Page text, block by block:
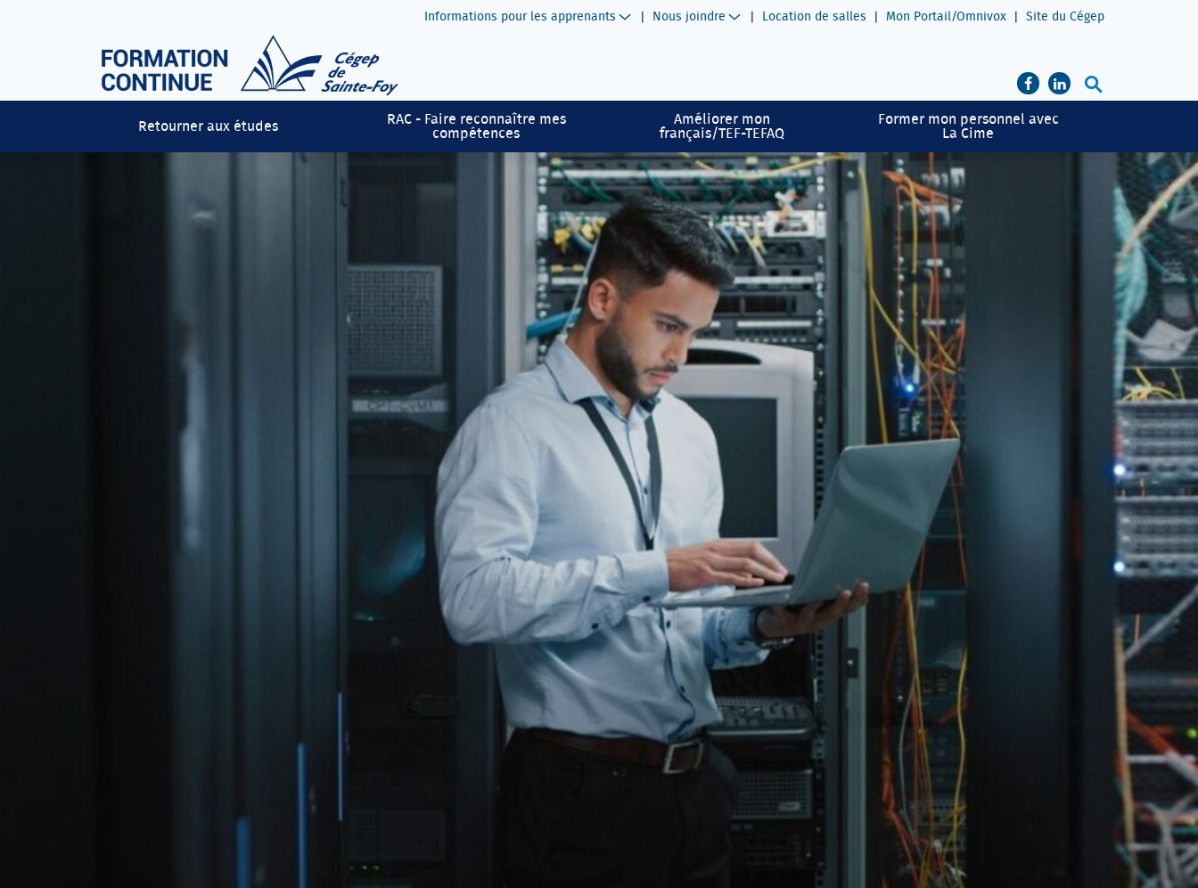
Informations pour les apprenants Nous joindre Location de salles Mon Portail/Omnivox Site du Cégep
PAGE FACEBOOK DE LA
LINKEDIN DU
Recherche
Retourner aux études RAC - Faire reconnaître mes
compétences
Améliorer mon
français/TEF-TEFAQ
Former mon personnel avec
La Cime